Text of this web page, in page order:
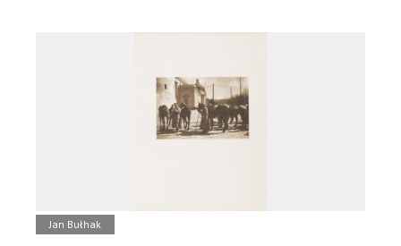
Jan Bułhak